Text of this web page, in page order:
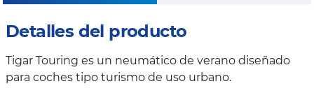
Detalles del producto
Tigar Touring es un neumático de verano diseñado
para coches tipo turismo de uso urbano.